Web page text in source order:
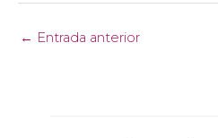
← Entrada anterior